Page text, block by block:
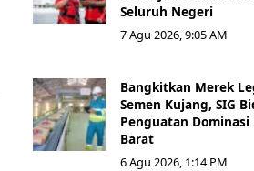
Seluruh Negeri
7 Agu 2026, 9:05 AM
Bangkitkan Merek
Semen Kujang, SIG
Penguatan Dominasi
Barat
6 Agu 2026, 1:14 PM